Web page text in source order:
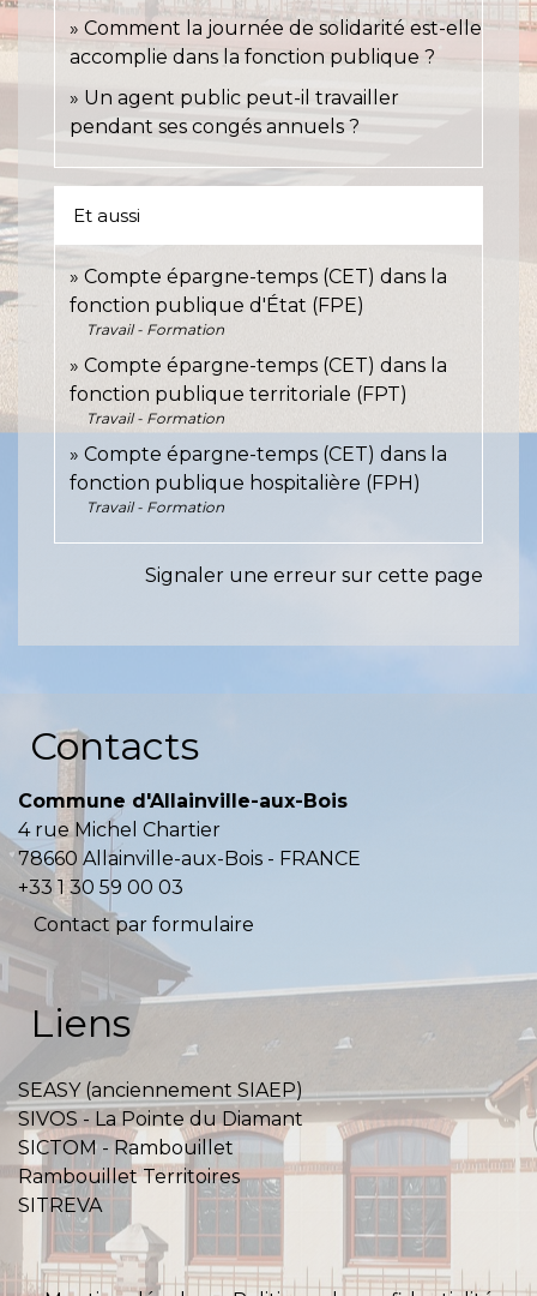
Comment la journée de solidarité est-elle
accomplie dans la fonction publique ?
Un agent public peut-il travailler
pendant ses congés annuels ?
Et aussi
Compte épargne-temps (CET) dans la
fonction publique d'État (FPE)
Travail - Formation
Compte épargne-temps (CET) dans la
fonction publique territoriale (FPT)
Travail - Formation
Compte épargne-temps (CET) dans la
fonction publique hospitalière (FPH)
Travail - Formation
Signaler une erreur sur cette page
Contacts
Commune d'Allainville-aux-Bois
4 rue Michel Chartier
78660 Allainville-aux-Bois - FRANCE
+33 1 30 59 00 03
Contact par formulaire
Liens
SEASY (anciennement SIAEP)
SIVOS - La Pointe du Diamant
SICTOM - Rambouillet
Rambouillet Territoires
SITREVA